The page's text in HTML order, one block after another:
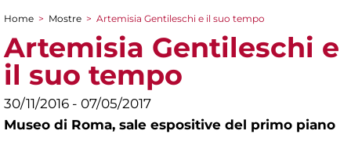
Tu sei qui
Home > Mostre > Artemisia Gentileschi e il suo tempo
Artemisia Gentileschi e
il suo tempo
30/11/2016 - 07/05/2017
Museo di Roma, sale espositive del primo piano